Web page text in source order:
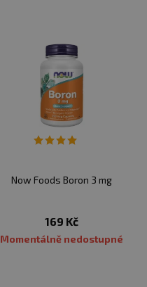
Now Foods Boron 3 mg
169 Kč
Momentálně nedostupné